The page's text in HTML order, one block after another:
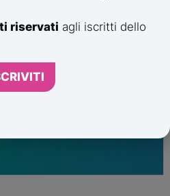
riservati agli iscritti dello